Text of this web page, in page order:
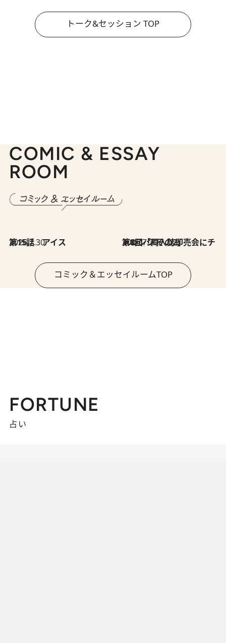
トーク&セッション TOP
COMIC & ESSAY
ROOM
2026.7.30
第15話 アイス 2026.7.30
第8回「同人誌即売会にチャレンジ その2」
コミック＆エッセイルームTOP
FORTUNE
占い